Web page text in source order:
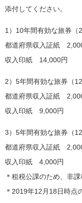
添付してください。
1）10年間有効な旅券（
都道府県収入証紙
収入印紙 14,000円
2）5年間有効な旅券（12
都道府県収入証紙
収入印紙 9,000円
3）5年間有効な旅券（12
都道府県収入証紙
収入印紙 4,000円
＊租税公課のため、非課
＊2019年12月18日時点